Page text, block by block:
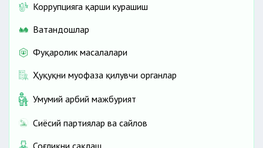
Коррупцияга қарши курашиш
Ватандошлар
Фуқаролик масалалари
Ҳуқуқни муҳофаза қилувчи органлар
Умумий ҳарбий мажбурият
Сиёсий партиялар ва сайлов
Соғлиқни сақлаш